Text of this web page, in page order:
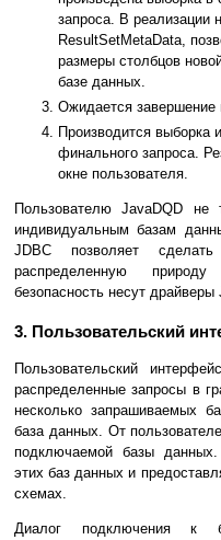
запроса. В реализации
ResultSetMetaData,
размеры столбцов
базе данных.
Ожидается завершение
Производится выборка
финального запроса.
окне пользователя.
Пользователю JavaDQD не
индивидуальным базам
JDBC позволяет
распределенную
безопасность несут драйверы
3. Пользовательский
Пользовательский
распределенные запросы в
несколько запрашиваемых
база данных. От
подключаемой базы
этих баз данных и
схемах.
Диалог подключения к